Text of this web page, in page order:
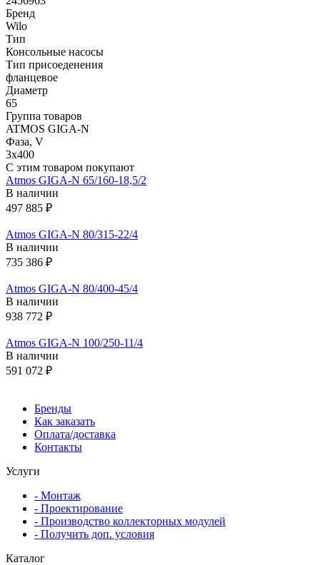
Бренд
Wilo
Тип
Консольные насосы
Тип присоеденения
фланцевое
Диаметр
65
Группа товаров
ATMOS GIGA-N
Фаза, V
3х400
С этим товаром покупают
Atmos GIGA-N 65/160-18,5/2
В наличии
497 885 ₽
Atmos GIGA-N 80/315-22/4
В наличии
735 386 ₽
Atmos GIGA-N 80/400-45/4
В наличии
938 772 ₽
Atmos GIGA-N 100/250-11/4
В наличии
591 072 ₽
Бренды
Как заказать
Оплата/доставка
Контакты
Услуги
- Монтаж
- Проектирование
- Производство коллекторных модулей
- Получить доп. условия
Каталог